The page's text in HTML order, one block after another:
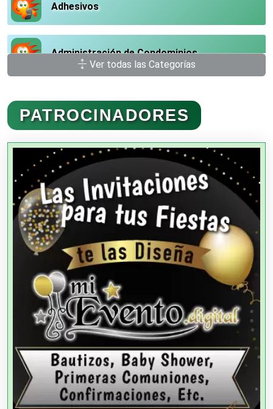
Adhesivos
Administración de Condominios
Administración de Empresas
Agencias Aduanales
Agencias de Autos
Agencias de Cobranza
Agencias de Colocación
Agencias de Modelos
Agencias de Publicidad
Ver todas las Categorías
PATROCINADORES